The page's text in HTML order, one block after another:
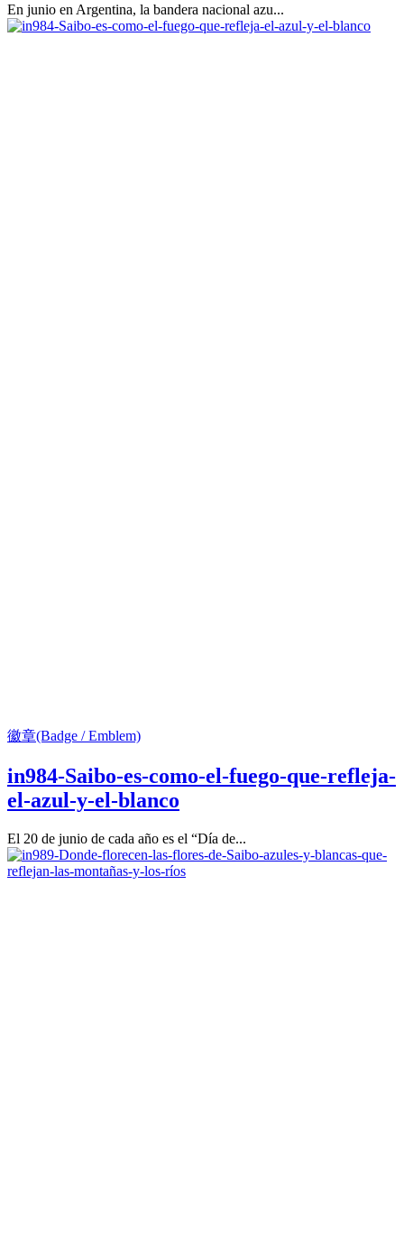
En junio en Argentina, la bandera nacional azu...
徽章(Badge / Emblem)
in984-Saibo-es-como-el-fuego-que-refleja-
el-azul-y-el-blanco
El 20 de junio de cada año es el “Día de...